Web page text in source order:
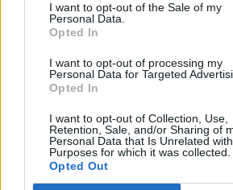
I want to opt-out of the Sale of my
Personal Data.
Opted In
I want to opt-out of processing my
Personal Data for Targeted
Opted In
I want to opt-out of Collection, Use,
Retention, Sale, and/or Sharing of
Personal Data that Is Unrelated
Purposes for which it was collected.
Opted Out
ΣΤΗΝ ΙΔΙΑ ΚΑΤΗΓΟΡΙΑ
σκληραίνει
Στενά του
Πυρκαγιά στο
μετά από επίθεση
απαιτεί
δυνάμεων, άρση
θαλάσσια δίοδος